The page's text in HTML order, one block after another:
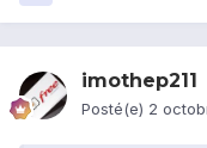
imothep211
Posté(e) 2